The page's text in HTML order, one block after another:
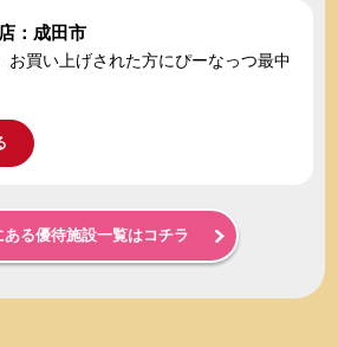
：成田市
お買い上げされた方にぴーなっつ最中
ある優待施設一覧はコチラ